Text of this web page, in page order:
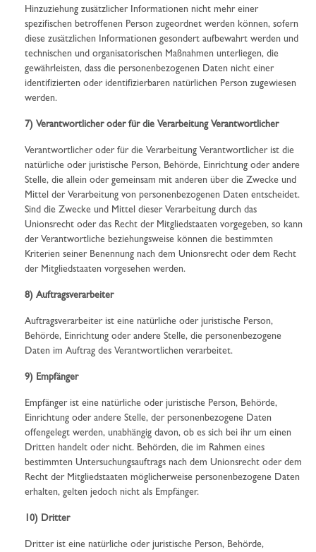
Hinzuziehung zusätzlicher Informationen nicht mehr einer
spezifischen betroffenen Person zugeordnet werden können, sofern
diese zusätzlichen Informationen gesondert aufbewahrt werden und
technischen und organisatorischen Maßnahmen unterliegen, die
gewährleisten, dass die personenbezogenen Daten nicht einer
identifizierten oder identifizierbaren natürlichen Person zugewiesen
werden.
7) Verantwortlicher oder für die Verarbeitung Verantwortlicher
Verantwortlicher oder für die Verarbeitung Verantwortlicher ist die
natürliche oder juristische Person, Behörde, Einrichtung oder andere
Stelle, die allein oder gemeinsam mit anderen über die Zwecke und
Mittel der Verarbeitung von personenbezogenen Daten entscheidet.
Sind die Zwecke und Mittel dieser Verarbeitung durch das
Unionsrecht oder das Recht der Mitgliedstaaten vorgegeben, so kann
der Verantwortliche beziehungsweise können die bestimmten
Kriterien seiner Benennung nach dem Unionsrecht oder dem Recht
der Mitgliedstaaten vorgesehen werden.
8) Auftragsverarbeiter
Auftragsverarbeiter ist eine natürliche oder juristische Person,
Behörde, Einrichtung oder andere Stelle, die personenbezogene
Daten im Auftrag des Verantwortlichen verarbeitet.
9) Empfänger
Empfänger ist eine natürliche oder juristische Person, Behörde,
Einrichtung oder andere Stelle, der personenbezogene Daten
offengelegt werden, unabhängig davon, ob es sich bei ihr um einen
Dritten handelt oder nicht. Behörden, die im Rahmen eines
bestimmten Untersuchungsauftrags nach dem Unionsrecht oder dem
Recht der Mitgliedstaaten möglicherweise personenbezogene Daten
erhalten, gelten jedoch nicht als Empfänger.
10) Dritter
Dritter ist eine natürliche oder juristische Person, Behörde,